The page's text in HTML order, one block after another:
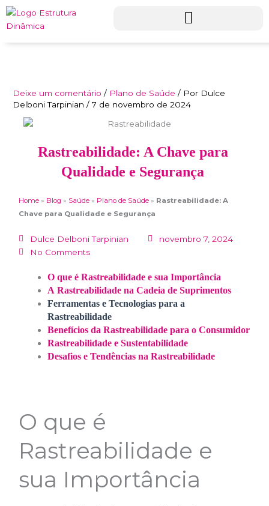
conteúdo
Deixe um comentário / Plano de Saúde / Por Dulce
Delboni Tarpinian/7 de novembro de 2024
Rastreabilidade: A Chave para
Qualidade e Segurança
Home » Blog » Saúde » Plano de Saúde » Rastreabilidade: A
Chave para Qualidade e Segurança
Dulce Delboni Tarpinian
novembro 7, 2024
No Comments
O que é Rastreabilidade e sua Importância
A Rastreabilidade na Cadeia de Suprimentos
Ferramentas e Tecnologias para a
Rastreabilidade
Benefícios da Rastreabilidade para o Consumidor
Rastreabilidade e Sustentabilidade
Desafios e Tendências na Rastreabilidade
O que é
Rastreabilidade e
sua Importância